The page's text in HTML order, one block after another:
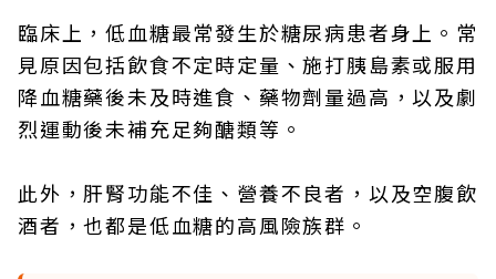
臨床上，低血糖最常發生於糖尿病患者身上。常
見原因包括飲食不定時定量、施打胰島素或服用
降血糖藥後未及時進食、藥物劑量過高，以及劇
烈運動後未補充足夠醣類等。
此外，肝腎功能不佳、營養不良者，以及空腹飲
酒者，也都是低血糖的高風險族群。